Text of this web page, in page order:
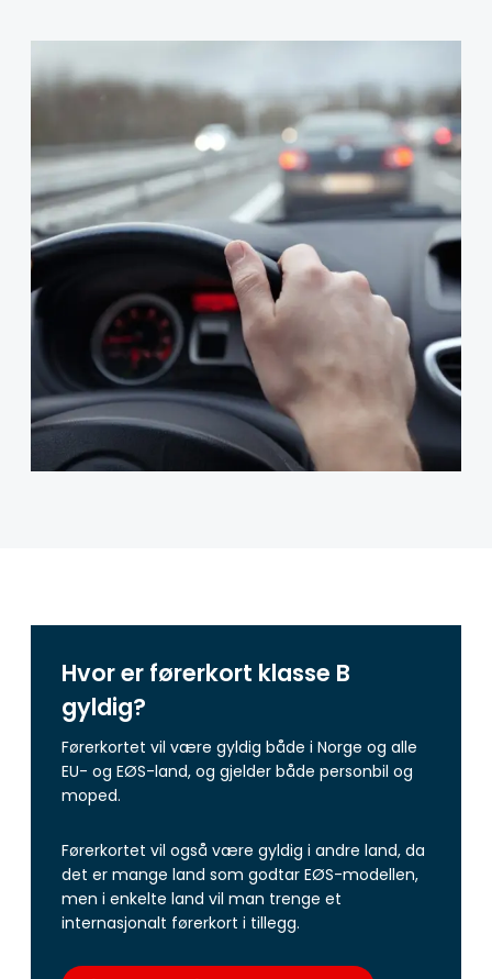
Hvor er førerkort klasse B
gyldig?
Førerkortet vil være gyldig både i Norge og alle
EU- og EØS-land, og gjelder både personbil og
moped.
Førerkortet vil også være gyldig i andre land, da
det er mange land som godtar EØS-modellen,
men i enkelte land vil man trenge et
internasjonalt førerkort i tillegg.